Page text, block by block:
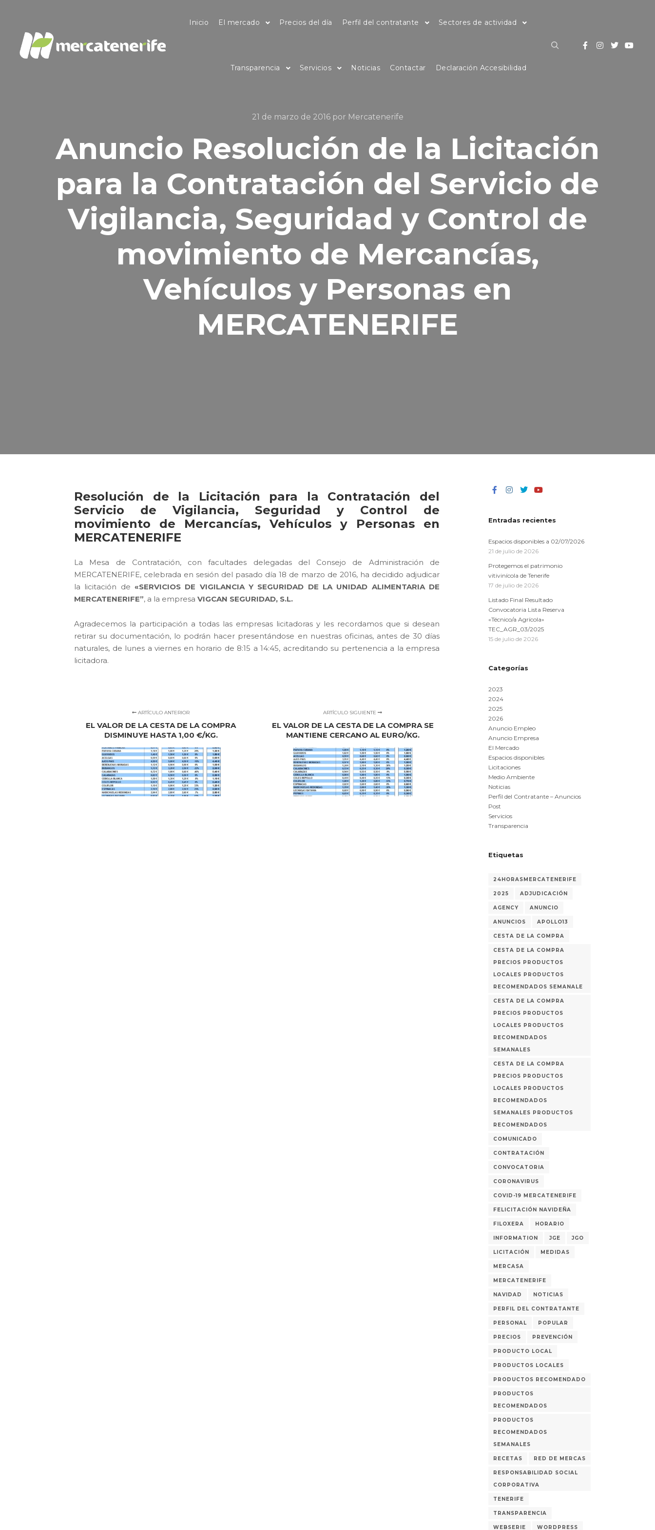
Inicio El mercado Precios del día Perfil del contratante Sectores de actividad
Transparencia Servicios Noticias Contactar Declaración Accesibilidad
21 de marzo de 2016por Mercatenerife
Anuncio Resolución de la Licitación
para la Contratación del Servicio de
Vigilancia, Seguridad y Control de
movimiento de Mercancías,
Vehículos y Personas en
MERCATENERIFE
Resolución de la Licitación para la Contratación del
Servicio de Vigilancia, Seguridad y Control de
movimiento de Mercancías, Vehículos y Personas en
MERCATENERIFE
La Mesa de Contratación, con facultades delegadas del Consejo de Administración de
MERCATENERIFE, celebrada en sesión del pasado día 18 de marzo de 2016, ha decidido adjudicar
la licitación de «SERVICIOS DE VIGILANCIA Y SEGURIDAD DE LA UNIDAD ALIMENTARIA DE
MERCATENERIFE”, a la empresa VIGCAN SEGURIDAD, S.L.
Agradecemos la participación a todas las empresas licitadoras y les recordamos que si desean
retirar su documentación, lo podrán hacer presentándose en nuestras oficinas, antes de 30 días
naturales, de lunes a viernes en horario de 8:15 a 14:45, acreditando su pertenencia a la empresa
licitadora.
ARTÍCULO ANTERIOR
EL VALOR DE LA CESTA DE LA COMPRA
DISMINUYE HASTA 1,00 €/KG.
ARTÍCULO SIGUIENTE
EL VALOR DE LA CESTA DE LA COMPRA SE
MANTIENE CERCANO AL EURO/KG.
Entradas recientes
Espacios disponibles a 02/07/2026
21 de julio de 2026
Protegemos el patrimonio
vitivinícola de Tenerife
17 de julio de 2026
Listado Final Resultado
Convocatoria Lista Reserva
«Técnico/a Agrícola»
TEC_AGR_03/2025
15 de julio de 2026
Categorías
2023
2024
2025
2026
Anuncio Empleo
Anuncio Empresa
El Mercado
Espacios disponibles
Licitaciones
Medio Ambiente
Noticias
Perfil del Contratante – Anuncios
Post
Servicios
Transparencia
Etiquetas
24HORASMERCATENERIFE
2025 ADJUDICACIÓN
AGENCY ANUNCIO
ANUNCIOS APOLLO13
CESTA DE LA COMPRA
CESTA DE LA COMPRA
PRECIOS PRODUCTOS
LOCALES PRODUCTOS
RECOMENDADOS SEMANALE
CESTA DE LA COMPRA
PRECIOS PRODUCTOS
LOCALES PRODUCTOS
RECOMENDADOS
SEMANALES
CESTA DE LA COMPRA
PRECIOS PRODUCTOS
LOCALES PRODUCTOS
RECOMENDADOS
SEMANALES PRODUCTOS
RECOMENDADOS
COMUNICADO
CONTRATACIÓN
CONVOCATORIA
CORONAVIRUS
COVID-19 MERCATENERIFE
FELICITACIÓN NAVIDEÑA
FILOXERA HORARIO
INFORMATION JGE JGO
LICITACIÓN MEDIDAS
MERCASA
MERCATENERIFE
NAVIDAD NOTICIAS
PERFIL DEL CONTRATANTE
PERSONAL POPULAR
PRECIOS PREVENCIÓN
PRODUCTO LOCAL
PRODUCTOS LOCALES
PRODUCTOS RECOMENDADO
PRODUCTOS
RECOMENDADOS
PRODUCTOS
RECOMENDADOS
SEMANALES
RECETAS RED DE MERCAS
RESPONSABILIDAD SOCIAL
CORPORATIVA
TENERIFE
TRANSPARENCIA
WEBSERIE WORDPRESS